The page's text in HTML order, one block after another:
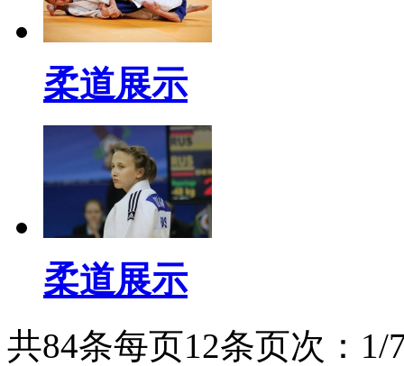
柔道展示
柔道展示
共84条每页12条页次：1/